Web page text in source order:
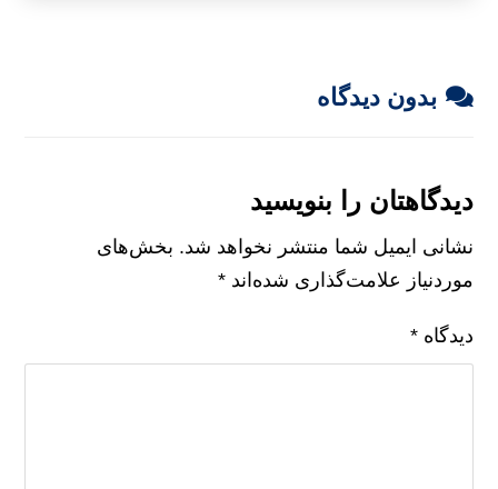
بدون دیدگاه
دیدگاهتان را بنویسید
نشانی ایمیل شما منتشر نخواهد شد. بخش‌های
موردنیاز علامت‌گذاری شده‌اند*
دیدگاه*